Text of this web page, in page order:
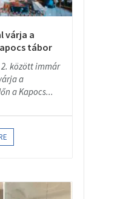
várja a
tábor
2. között immár
a
a Kapocs...